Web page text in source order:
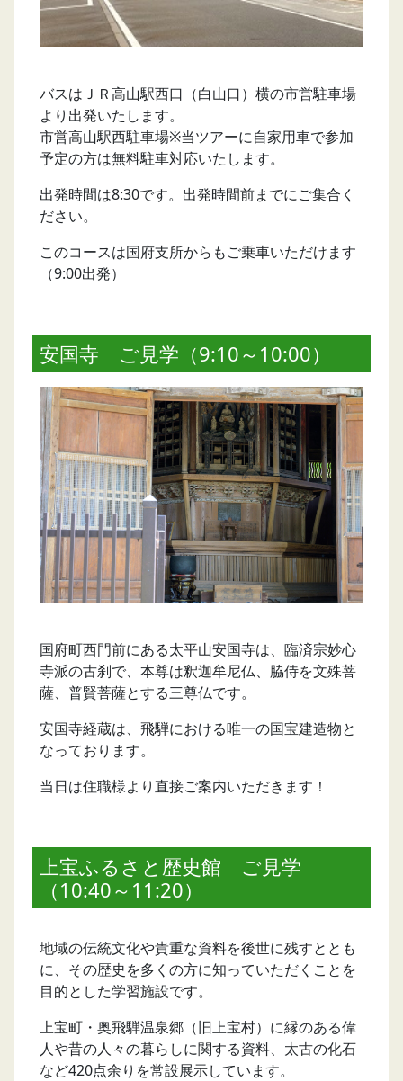
バスはＪＲ高山駅西口（白山口）横の市営駐車場
より出発いたします。
市営高山駅西駐車場※当ツアーに自家用車で参加
予定の方は無料駐車対応いたします。
出発時間は8:30です。出発時間前までにご集合く
ださい。
このコースは国府支所からもご乗車いただけます
（9:00出発）
安国寺 ご見学（9:10～10:00）
国府町西門前にある太平山安国寺は、臨済宗妙心
寺派の古刹で、本尊は釈迦牟尼仏、脇侍を文殊菩
薩、普賢菩薩とする三尊仏です。
安国寺経蔵は、飛騨における唯一の国宝建造物と
なっております。
当日は住職様より直接ご案内いただきます！
上宝ふるさと歴史館 ご見学
（10:40～11:20）
地域の伝統文化や貴重な資料を後世に残すととも
に、その歴史を多くの方に知っていただくことを
目的とした学習施設です。
上宝町・奥飛騨温泉郷（旧上宝村）に縁のある偉
人や昔の人々の暮らしに関する資料、太古の化石
など420点余りを常設展示しています。